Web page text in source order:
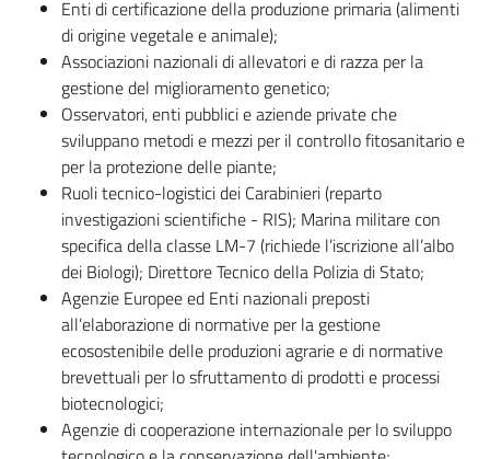
Enti di certificazione della produzione primaria (alimenti
di origine vegetale e animale);
Associazioni nazionali di allevatori e di razza per la
gestione del miglioramento genetico;
Osservatori, enti pubblici e aziende private che
sviluppano metodi e mezzi per il controllo fitosanitario e
per la protezione delle piante;
Ruoli tecnico-logistici dei Carabinieri (reparto
investigazioni scientifiche - RIS); Marina militare con
specifica della classe LM-7 (richiede l’iscrizione all’albo
dei Biologi); Direttore Tecnico della Polizia di Stato;
Agenzie Europee ed Enti nazionali preposti
all’elaborazione di normative per la gestione
ecosostenibile delle produzioni agrarie e di normative
brevettuali per lo sfruttamento di prodotti e processi
biotecnologici;
Agenzie di cooperazione internazionale per lo sviluppo